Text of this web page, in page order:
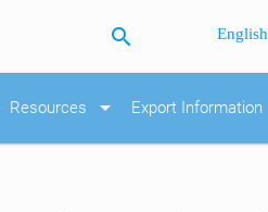
search English
Resources arrow_drop_down Export Information